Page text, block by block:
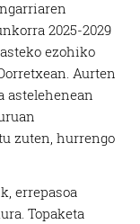
2025-2029
ezohiko
Aurten
astelehenean
zuten, hurrengo
errepasoa
Topaketa